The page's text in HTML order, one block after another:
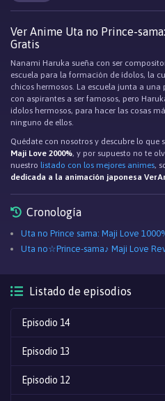
Ver Anime Uta no Prince-
Gratis
Nanami Haruka sueña con ser
escuela para la formación de ídolos, la
chicos hermosos. La escuela junta a
con aspirantes a ser famosos, pero
idolos hermosos, para hacer las cosas
ninguno de ellos.
Quédate con nosotros y descubre lo que
Maji Love 2000%, y por supuesto no te
nuestro listado con los mejores animes,
dedicada a la animación japonesa
Cronología
Uta no Prince sama: Maji Love
Uta no☆Prince-sama♪ Maji Love
Listado de episodios
Episodio 14
Episodio 13
Episodio 12